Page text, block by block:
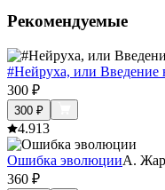
Рекомендуемые
#Нейруха, или Введение
300 ₽
300 ₽
4.913
Ошибка эволюцииА. Жар
360 ₽